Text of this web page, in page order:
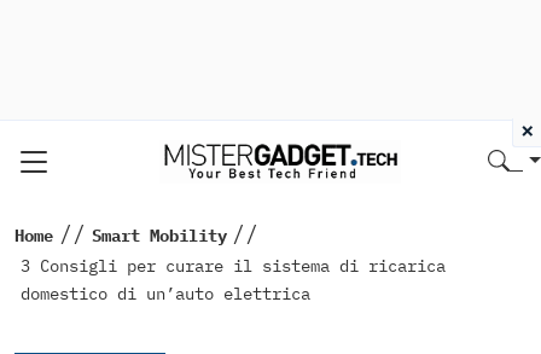
Home // Smart Mobility //
3 Consigli per curare il sistema di ricarica
domestico di un’auto elettrica
×